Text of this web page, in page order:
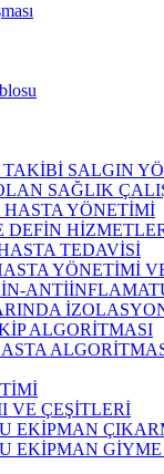
SALGIN
SAĞLIK
YÖNETİMİ
DEFİN
TEDAVİSİ
YÖNETİMİ
ALGORİTMASI
VE ÇEŞİTLERİ
EKİPMAN
EKİPMAN GİYME